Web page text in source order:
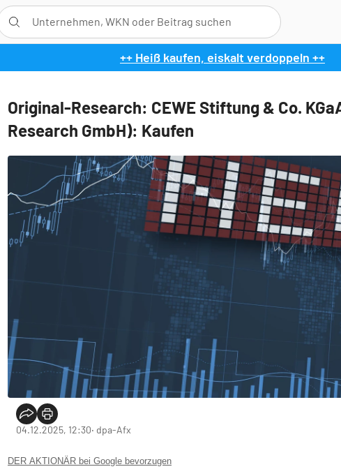
++ Heiß kaufen, eiskalt verdoppeln ++
Original-Research: CEWE Stiftung & Co.
Research GmbH): Kaufen
04.12.2025, 12:30‧ dpa-Afx
DER AKTIONÄR bei Google bevorzugen